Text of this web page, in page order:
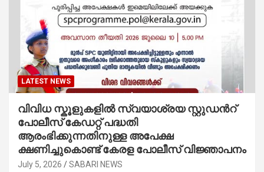
LATEST NEWS
വിവിധ സ്കൂളുകളില്‍ സ്വയാശ്രയ സ്റ്റുഡന്‍റ്
പോലീസ് കേഡറ്റ് പദ്ധതി
ആരംഭിക്കുന്നതിനുള്ള അപേക്ഷ
ക്ഷണിച്ചുകൊണ്ട് കേരള പോലീസ് വിജ്ഞാപനം
July 5, 2026 SABARI NEWS